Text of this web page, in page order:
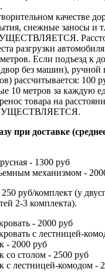
качестве
снежные заносы и
разгрузки
Если подъезд к
без машин), ручной
рассчитывается: 100
10 метров за каждую
товара на
при доставке
- 1300 руб
механизмом -
руб/комплект (у
2-3 комплекта).
- 2000 руб
с лестницей-
- 2000 руб
со столом - 2500 руб
с лестницей-комодом -